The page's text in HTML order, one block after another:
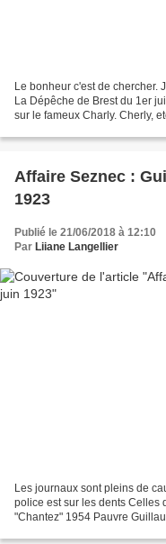
Le bonheur c'est de chercher.
La Dépêche de Brest du 1er
sur le fameux Charly. Cherly,
Affaire Seznec :
1923
Publié le 21/06/2018 à 12:10
Par Liiane Langellier
Les journaux sont pleins de
police est sur les dents Celles
"Chantez" 1954 Pauvre